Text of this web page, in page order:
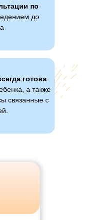
готова
а также
связанные с
по
до